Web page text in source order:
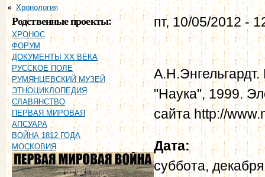
Хронология
Родственные проекты:
ХРОНОС
ФОРУМ
ДОКУМЕНТЫ XX ВЕКА
РУССКОЕ ПОЛЕ
РУМЯНЦЕВСКИЙ МУЗЕЙ
ЭТНОЦИКЛОПЕДИЯ
СЛАВЯНСТВО
ПЕРВАЯ МИРОВАЯ
АПСУАРА
ВОЙНА 1812 ГОДА
МОСКОВИЯ
пт, 10/05/2012 -
"Наука", 1999.
сайта http://
Дата:
суббота,